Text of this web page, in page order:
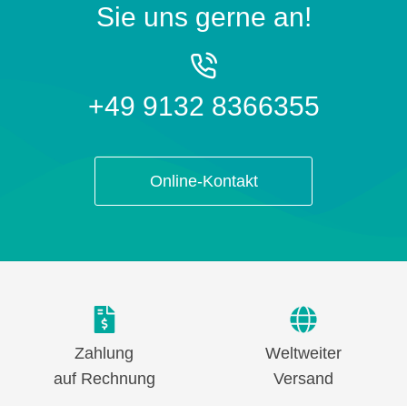
Sie uns gerne an!
+49 9132 8366355
Online-Kontakt
Zahlung
auf Rechnung
Weltweiter
Versand